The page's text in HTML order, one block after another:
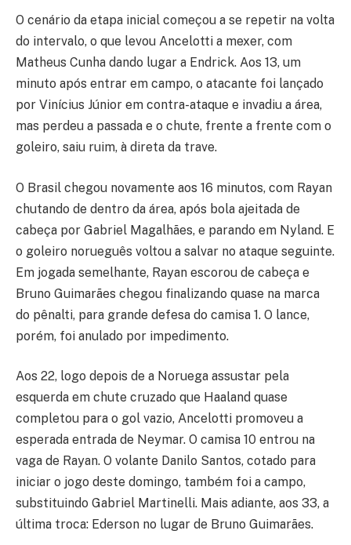
O cenário da etapa inicial começou a se repetir na volta
do intervalo, o que levou Ancelotti a mexer, com
Matheus Cunha dando lugar a Endrick. Aos 13, um
minuto após entrar em campo, o atacante foi lançado
por Vinícius Júnior em contra-ataque e invadiu a área,
mas perdeu a passada e o chute, frente a frente com o
goleiro, saiu ruim, à direta da trave.
O Brasil chegou novamente aos 16 minutos, com Rayan
chutando de dentro da área, após bola ajeitada de
cabeça por Gabriel Magalhães, e parando em Nyland. E
o goleiro norueguês voltou a salvar no ataque seguinte.
Em jogada semelhante, Rayan escorou de cabeça e
Bruno Guimarães chegou finalizando quase na marca
do pênalti, para grande defesa do camisa 1. O lance,
porém, foi anulado por impedimento.
Aos 22, logo depois de a Noruega assustar pela
esquerda em chute cruzado que Haaland quase
completou para o gol vazio, Ancelotti promoveu a
esperada entrada de Neymar. O camisa 10 entrou na
vaga de Rayan. O volante Danilo Santos, cotado para
iniciar o jogo deste domingo, também foi a campo,
substituindo Gabriel Martinelli. Mais adiante, aos 33, a
última troca: Ederson no lugar de Bruno Guimarães.